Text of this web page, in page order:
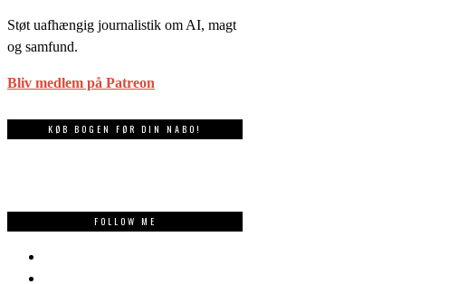
Støt uafhængig journalistik om AI, magt
og samfund.
Bliv medlem på Patreon
KØB BOGEN FØR DIN NABO!
FOLLOW ME